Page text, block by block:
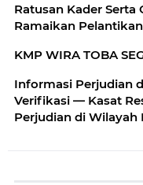
Ratusan Kader
Ramaikan
KMP WIRA TOBA
Informasi Perjudian
Verifikasi — Kasat
Perjudian di